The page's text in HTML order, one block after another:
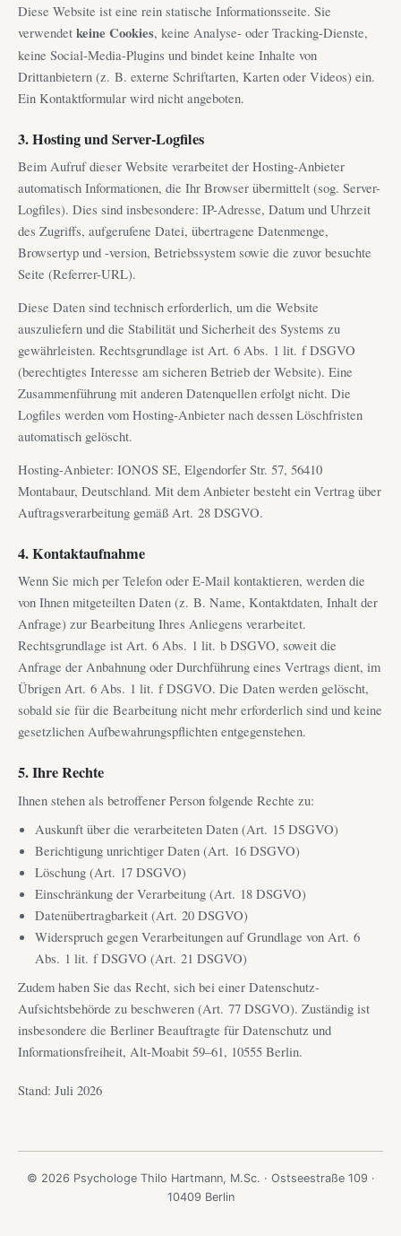
Diese Website ist eine rein statische Informationsseite. Sie
verwendet keine Cookies, keine Analyse- oder Tracking-Dienste,
keine Social-Media-Plugins und bindet keine Inhalte von
Drittanbietern (z. B. externe Schriftarten, Karten oder Videos) ein.
Ein Kontaktformular wird nicht angeboten.
3. Hosting und Server-Logfiles
Beim Aufruf dieser Website verarbeitet der Hosting-Anbieter
automatisch Informationen, die Ihr Browser übermittelt (sog. Server-
Logfiles). Dies sind insbesondere: IP-Adresse, Datum und Uhrzeit
des Zugriffs, aufgerufene Datei, übertragene Datenmenge,
Browsertyp und -version, Betriebssystem sowie die zuvor besuchte
Seite (Referrer-URL).
Diese Daten sind technisch erforderlich, um die Website
auszuliefern und die Stabilität und Sicherheit des Systems zu
gewährleisten. Rechtsgrundlage ist Art. 6 Abs. 1 lit. f DSGVO
(berechtigtes Interesse am sicheren Betrieb der Website). Eine
Zusammenführung mit anderen Datenquellen erfolgt nicht. Die
Logfiles werden vom Hosting-Anbieter nach dessen Löschfristen
automatisch gelöscht.
Hosting-Anbieter: IONOS SE, Elgendorfer Str. 57, 56410
Montabaur, Deutschland. Mit dem Anbieter besteht ein Vertrag über
Auftragsverarbeitung gemäß Art. 28 DSGVO.
4. Kontaktaufnahme
Wenn Sie mich per Telefon oder E-Mail kontaktieren, werden die
von Ihnen mitgeteilten Daten (z. B. Name, Kontaktdaten, Inhalt der
Anfrage) zur Bearbeitung Ihres Anliegens verarbeitet.
Rechtsgrundlage ist Art. 6 Abs. 1 lit. b DSGVO, soweit die
Anfrage der Anbahnung oder Durchführung eines Vertrags dient, im
Übrigen Art. 6 Abs. 1 lit. f DSGVO. Die Daten werden gelöscht,
sobald sie für die Bearbeitung nicht mehr erforderlich sind und keine
gesetzlichen Aufbewahrungspflichten entgegenstehen.
5. Ihre Rechte
Ihnen stehen als betroffener Person folgende Rechte zu:
Auskunft über die verarbeiteten Daten (Art. 15 DSGVO)
Berichtigung unrichtiger Daten (Art. 16 DSGVO)
Löschung (Art. 17 DSGVO)
Einschränkung der Verarbeitung (Art. 18 DSGVO)
Datenübertragbarkeit (Art. 20 DSGVO)
Widerspruch gegen Verarbeitungen auf Grundlage von Art. 6
Abs. 1 lit. f DSGVO (Art. 21 DSGVO)
Zudem haben Sie das Recht, sich bei einer Datenschutz-
Aufsichtsbehörde zu beschweren (Art. 77 DSGVO). Zuständig ist
insbesondere die Berliner Beauftragte für Datenschutz und
Informationsfreiheit, Alt-Moabit 59–61, 10555 Berlin.
Stand: Juli 2026
© 2026 Psychologe Thilo Hartmann, M.Sc. · Ostseestraße 109 ·
10409 Berlin